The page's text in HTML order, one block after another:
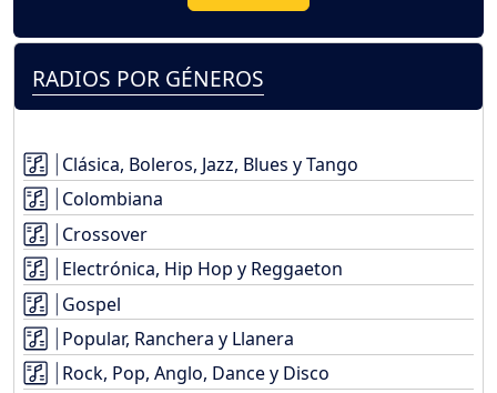
RADIOS POR GÉNEROS
Clásica, Boleros, Jazz, Blues y Tango
Colombiana
Crossover
Electrónica, Hip Hop y Reggaeton
Gospel
Popular, Ranchera y Llanera
Rock, Pop, Anglo, Dance y Disco